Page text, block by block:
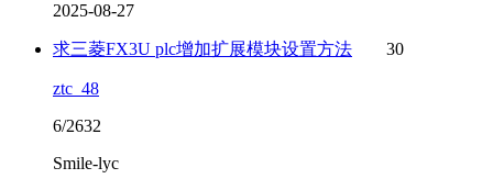
2025-08-27
求三菱FX3U plc增加扩展模块设置方法 30
ztc_48
6/2632
Smile-lyc